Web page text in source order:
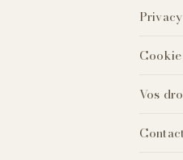
Vos
Contact